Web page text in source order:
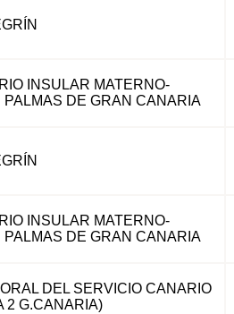
INSULAR MATERNO-
PALMAS DE GRAN CANARIA
INSULAR MATERNO-
PALMAS DE GRAN CANARIA
DEL SERVICIO CANARIO
2 G.CANARIA)